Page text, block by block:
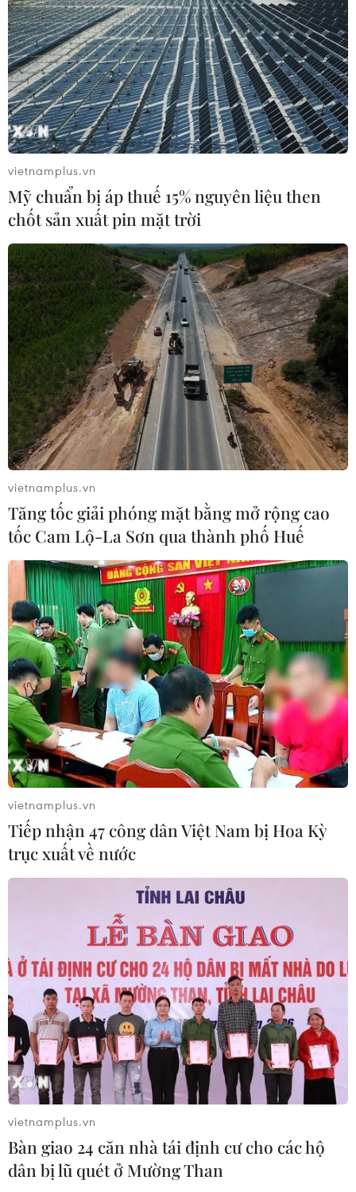
Hà Nội: Huyện Mê Linh giải phóng mặt
bằng gần 57% cho đường Vành đai 4
28/04/2023 05:42
Liên quan dự án, đến nay, Mê Linh đã hoàn thiện hồ sơ
phê duyệt, chi trả kinh phí bồi thường, hỗ trợ giải phóng
mặt bằng với diện tích 80,04ha/120,3ha đất nông
nghiệp của 2.139 cá nhân và hộ gia đình.
vietnamplus.vn
Mỹ chuẩn bị áp thuế 15% nguyên liệu then
chốt sản xuất pin mặt trời
vietnamplus.vn
Tăng tốc giải phóng mặt bằng mở rộng cao
tốc Cam Lộ-La Sơn qua thành phố Huế
vietnamplus.vn
Tiếp nhận 47 công dân Việt Nam bị Hoa Kỳ
trục xuất về nước
vietnamplus.vn
Bàn giao 24 căn nhà tái định cư cho các hộ
dân bị lũ quét ở Mường Than